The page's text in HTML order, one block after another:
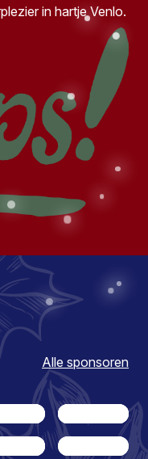
in hartje Venlo.
Alle sponsoren